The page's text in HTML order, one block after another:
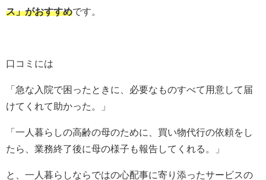
ス」がおすすめです。
口コミには
「急な入院で困ったときに、必要なものすべて用意して届
けてくれて助かった。」
「一人暮らしの高齢の母のために、買い物代行の依頼をし
たら、業務終了後に母の様子も報告してくれる。」
と、一人暮らしならではの心配事に寄り添ったサービスの